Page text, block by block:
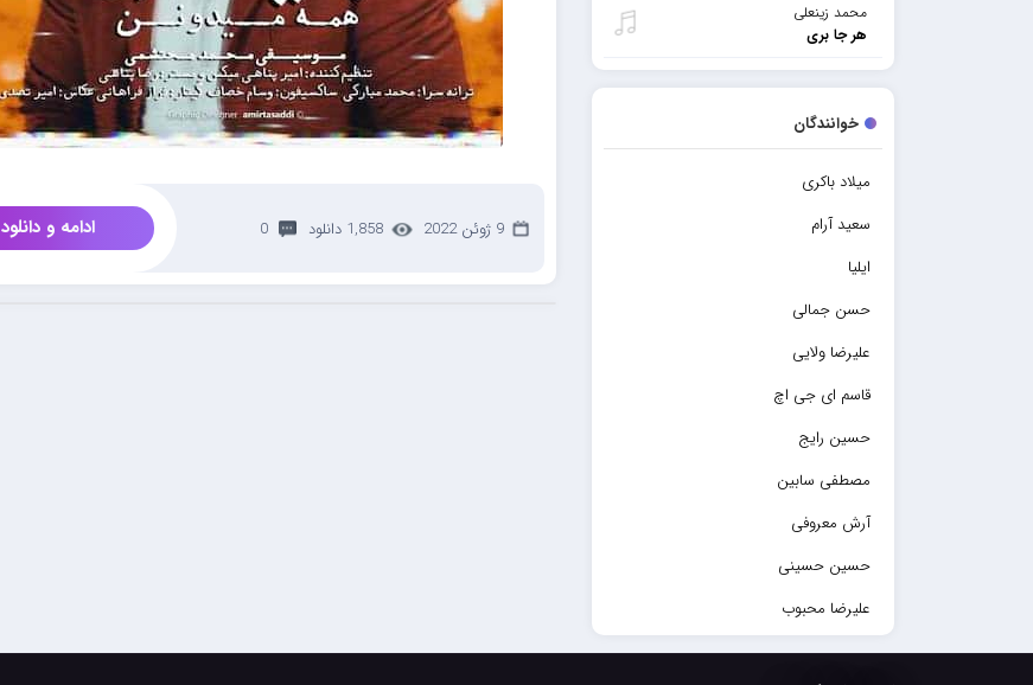
محمد زینعلی
هر جا بری
خوانندگان
میلاد باکری
سعید آرام
ایلیا
حسن جمالی
علیرضا ولایی
قاسم ای جی اچ
حسین رایج
مصطفی سابین
آرش معروفی
حسین حسینی
علیرضا محبوب
حسین حصارکی
9 ژوئن 2022 1,858 دانلود 0 ادامه و دانلود